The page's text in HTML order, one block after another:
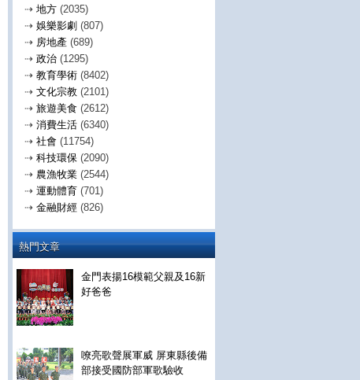
⇢ 地方 (2035)
⇢ 娛樂影劇 (807)
⇢ 房地產 (689)
⇢ 政治 (1295)
⇢ 教育學術 (8402)
⇢ 文化宗教 (2101)
⇢ 旅遊美食 (2612)
⇢ 消費生活 (6340)
⇢ 社會 (11754)
⇢ 科技環保 (2090)
⇢ 農漁牧業 (2544)
⇢ 運動體育 (701)
⇢ 金融財經 (826)
熱門文章
金門表揚16模範父親及16新
好爸爸
嘹亮歌聲展軍威 屏東縣後備
部接受國防部軍歌驗收